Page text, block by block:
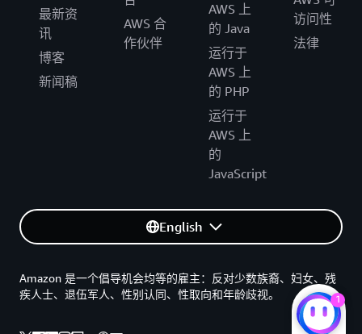
最新资
讯
博客
新闻稿
AWS 合
作伙伴
AWS 上
的 Java
运行于
AWS 上
的 PHP
运行于
AWS 上
的
JavaScript
访问性
法律
English
Amazon 是一个倡导机会均等的雇主：反对少数族裔、妇女、残
疾人士、退伍军人、性别认同、性取向和年龄歧视。
1